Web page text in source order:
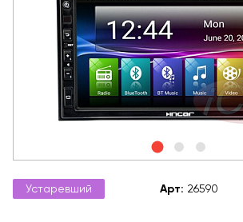
Устаревший Арт: 26590